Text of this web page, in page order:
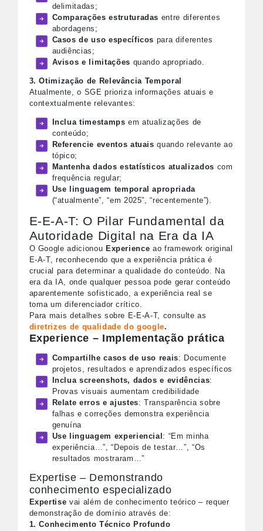
delimitadas;
Comparações estruturadas entre diferentes
abordagens;
Casos de uso específicos para diferentes
audiências;
Avisos e limitações quando apropriado.
3. Otimização de Relevância Temporal
Atualmente, o SGE prioriza informações atuais e
contextualmente relevantes:
Inclua timestamps em atualizações de
conteúdo;
Referencie eventos atuais quando relevante ao
tópico;
Mantenha dados estatísticos atualizados com
frequência regular;
Use linguagem temporal apropriada
(“atualmente”, “em 2025”, “recentemente”).
E-E-A-T: O Pilar Fundamental da
Autoridade Digital na Era da IA
O Google adicionou Experience ao framework original
E-A-T, reconhecendo que a experiência prática é
crucial para determinar a qualidade do conteúdo. Na
era da IA, onde qualquer pessoa pode gerar conteúdo
aparentemente sofisticado, a experiência real se
torna um diferenciador crítico.
Para mais detalhes sobre E-E-A-T, consulte as
diretrizes de qualidade do google.
Experience – Implementação prática
Compartilhe casos de uso reais: Documente
projetos, resultados e aprendizados específicos
Inclua screenshots, dados e evidências:
Provas visuais aumentam credibilidade
Relate erros e ajustes: Transparência sobre
falhas e correções demonstra experiência
genuína
Use linguagem experiencial: “Em minha
experiência…”, “Depois de testar…”, “Os
resultados mostraram…”
Expertise – Demonstrando
conhecimento especializado
Expertise vai além de conhecimento teórico – requer
demonstração de domínio através de:
1. Conhecimento Técnico Profundo